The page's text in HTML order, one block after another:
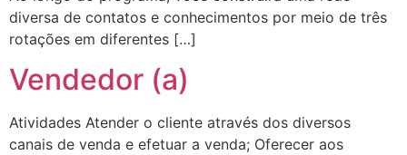
diversa de contatos e conhecimentos por meio de três
rotações em diferentes […]
Vendedor (a)
Atividades Atender o cliente através dos diversos
canais de venda e efetuar a venda; Oferecer aos